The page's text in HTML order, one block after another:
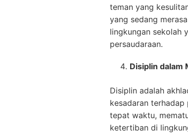
teman yang
yang sedang
lingkungan sekolah
persaudaraan.
Disiplin dalam
Disiplin adalah
kesadaran
tepat waktu,
ketertiban di